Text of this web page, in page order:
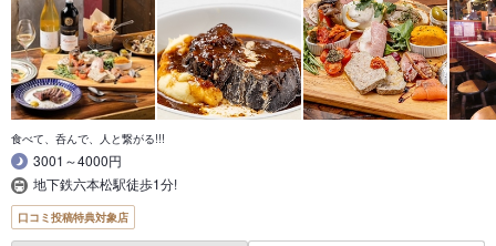
食べて、呑んで、人と繋がる!!!
3001～4000円
地下鉄六本松駅徒歩1分!
口コミ投稿特典対象店